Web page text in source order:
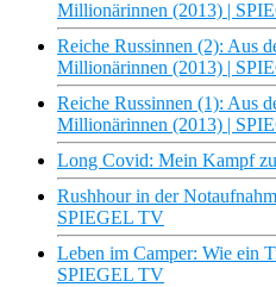
Millionärinnen (2013) |
Reiche Russinnen (2): Aus
Millionärinnen (2013) |
Reiche Russinnen (1): Aus
Millionärinnen (2013) |
Long Covid: Mein Kampf
Rushhour in der
SPIEGEL TV
Leben im Camper: Wie ein
SPIEGEL TV